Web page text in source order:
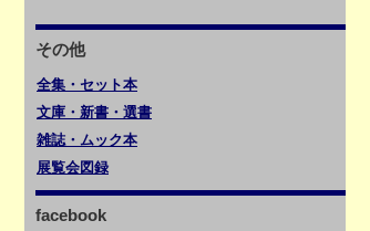
その他
全集・セット本
文庫・新書・選書
雑誌・ムック本
展覧会図録
facebook